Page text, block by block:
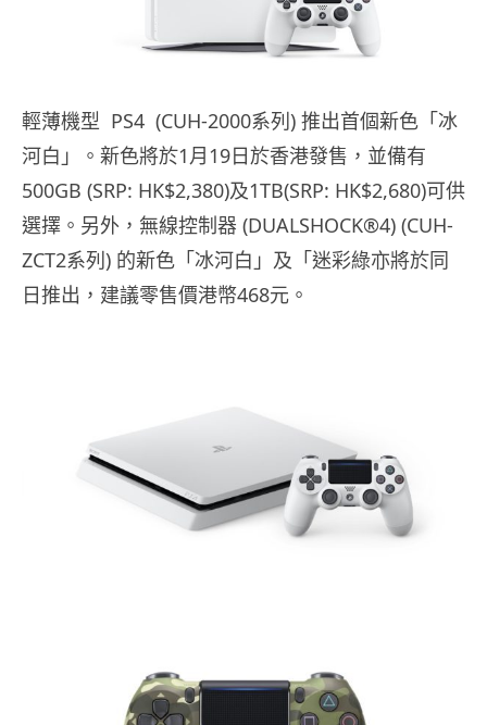
輕薄機型 PS4 (CUH-2000系列) 推出首個新色「冰
河白」。新色將於1月19日於香港發售，並備有
500GB (SRP: HK$2,380)及1TB(SRP: HK$2,680)可供
選擇。另外，無線控制器 (DUALSHOCK®4) (CUH-
ZCT2系列) 的新色「冰河白」及「迷彩綠亦將於同
日推出，建議零售價港幣468元。